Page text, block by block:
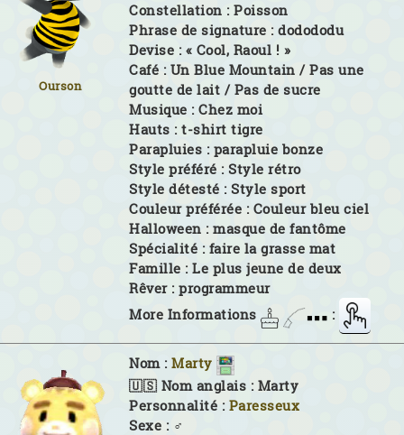
Ourson
Constellation : Poisson
Phrase de signature : dodododu
Devise : « Cool, Raoul ! »
Café : Un Blue Mountain / Pas une
goutte de lait / Pas de sucre
Musique : Chez moi
Hauts : t-shirt tigre
Parapluies : parapluie bonze
Style préféré : Style rétro
Style détesté : Style sport
Couleur préférée : Couleur bleu ciel
Halloween : masque de fantôme
Spécialité : faire la grasse mat
Famille : Le plus jeune de deux
Rêver : programmeur
More Informations
:
Nom : Marty
🇺🇸 Nom anglais : Marty
Personnalité : Paresseux
Sexe : ♂